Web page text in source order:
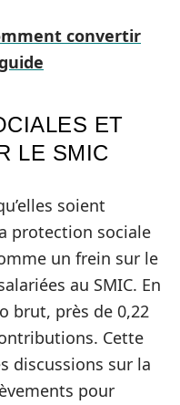
convertir
ET
LE SMIC
soient
protection sociale
un frein sur le
au SMIC. En
brut, près de 0,22
Cette
discussions sur la
pour